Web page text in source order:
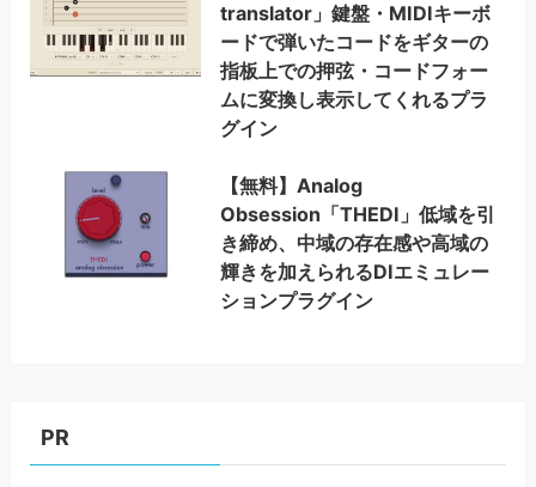
translator」鍵盤・MIDIキーボ
ードで弾いたコードをギターの
指板上での押弦・コードフォー
ムに変換し表示してくれるプラ
グイン
【無料】Analog
Obsession「THEDI」低域を引
き締め、中域の存在感や高域の
輝きを加えられるDIエミュレー
ションプラグイン
PR